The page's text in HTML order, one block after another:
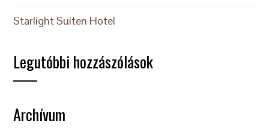
Starlight Suiten Hotel
Legutóbbi hozzászólások
Archívum